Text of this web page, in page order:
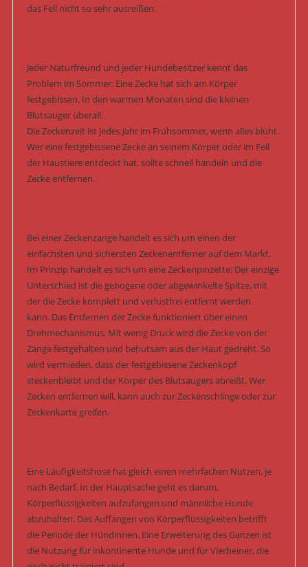
das Fell nicht so sehr ausreißen.
Jeder Naturfreund und jeder Hundebesitzer kennt das
Problem im Sommer: Eine Zecke hat sich am Körper
festgebissen. In den warmen Monaten sind die kleinen
Blutsauger überall..
Die Zeckenzeit ist jedes Jahr im Frühsommer, wenn alles blüht.
Wer eine festgebissene Zecke an seinem Körper oder im Fell
der Haustiere entdeckt hat, sollte schnell handeln und die
Zecke entfernen.
Bei einer Zeckenzange handelt es sich um einen der
einfachsten und sichersten Zeckenentferner auf dem Markt.
Im Prinzip handelt es sich um eine Zeckenpinzette: Der einzige
Unterschied ist die gebogene oder abgewinkelte Spitze, mit
der die Zecke komplett und verlustfrei entfernt werden
kann. Das Entfernen der Zecke funktioniert über einen
Drehmechanismus. Mit wenig Druck wird die Zecke von der
Zange festgehalten und behutsam aus der Haut gedreht. So
wird vermieden, dass der festgebissene Zeckenkopf
steckenbleibt und der Körper des Blutsaugers abreißt. Wer
Zecken entfernen will, kann auch zur Zeckenschlinge oder zur
Zeckenkarte greifen.
Eine Läufigkeitshose hat gleich einen mehrfachen Nutzen, je
nach Bedarf. In der Hauptsache geht es darum,
Körperflüssigkeiten aufzufangen und männliche Hunde
abzuhalten. Das Auffangen von Körperflüssigkeiten betrifft
die Periode der Hündinnen. Eine Erweiterung des Ganzen ist
die Nutzung für inkontinente Hunde und für Vierbeiner, die